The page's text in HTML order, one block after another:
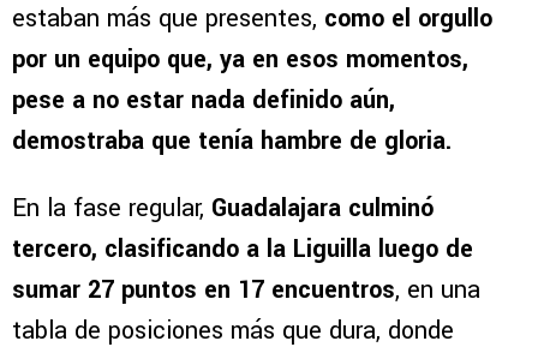
estaban más que presentes, como el orgullo
por un equipo que, ya en esos momentos,
pese a no estar nada definido aún,
demostraba que tenía hambre de gloria.
En la fase regular, Guadalajara culminó
tercero, clasificando a la Liguilla luego de
sumar 27 puntos en 17 encuentros, en una
tabla de posiciones más que dura, donde